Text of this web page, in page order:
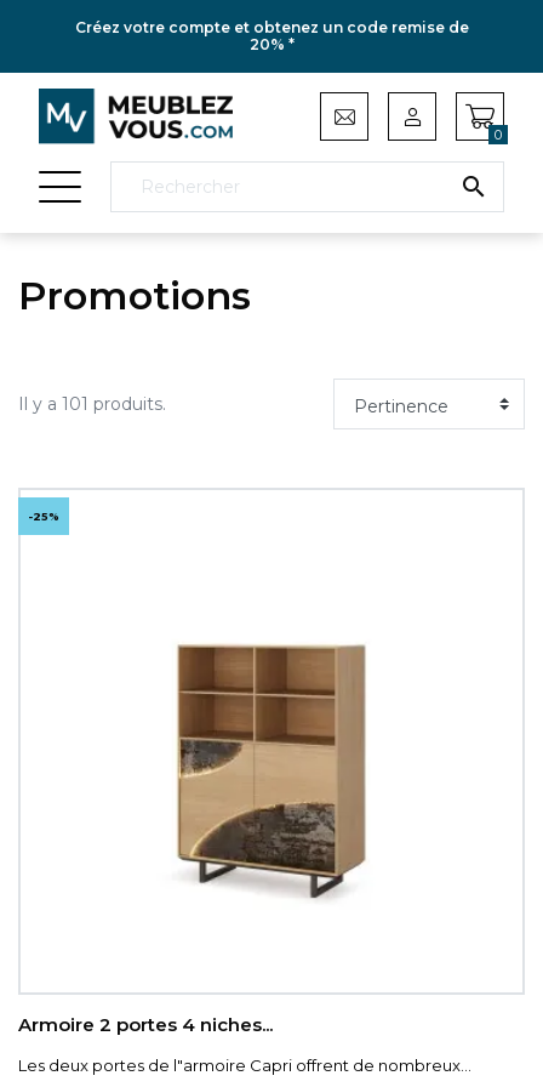
Créez votre compte et obtenez un code remise de
20% *

0
Promotions
Il y a 101 produits.
Armoire 2 portes 4 niches...
Les deux portes de l"armoire Capri offrent de nombreux...
-25%